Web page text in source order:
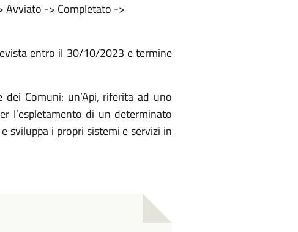
Avviato -> Completato ->
entro il 30/10/2023 e termine
Comuni: un’Api, riferita ad uno
l’espletamento di un determinato
sviluppa i propri sistemi e servizi in